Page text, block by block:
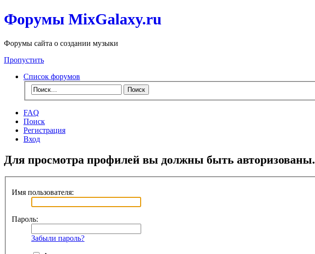
Форумы MixGalaxy.ru
Форумы сайта о создании музыки
Пропустить
Список форумов
FAQ
Поиск
Регистрация
Вход
Для просмотра профилей вы должны быть авторизованы.
Имя пользователя:
Пароль:
Забыли пароль?